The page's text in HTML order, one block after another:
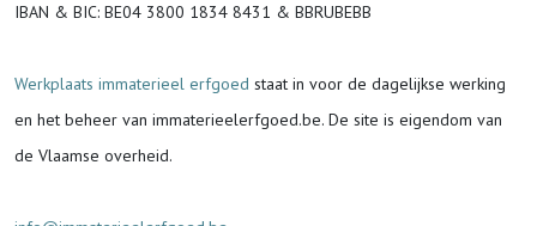
IBAN & BIC: BE04 3800 1834 8431 & BBRUBEBB
Werkplaats immaterieel erfgoed staat in voor de dagelijkse werking
en het beheer van immaterieelerfgoed.be. De site is eigendom van
de Vlaamse overheid.